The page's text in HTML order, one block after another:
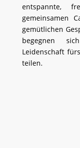
entspannte,
gemeinsamen
gemütlichen
begegnen
Leidenschaft
teilen.